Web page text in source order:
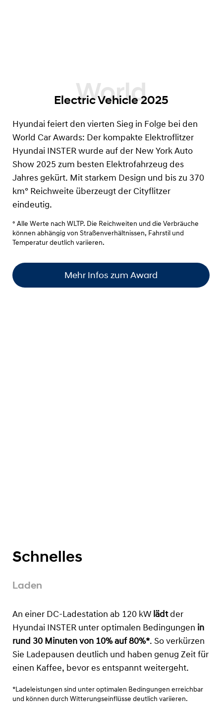
Electric Vehicle 2025
Hyundai feiert den vierten Sieg in Folge bei den
World Car Awards: Der kompakte Elektroflitzer
Hyundai INSTER wurde auf der New York Auto
Show 2025 zum besten Elektrofahrzeug des
Jahres gekürt. Mit starkem Design und bis zu 370
km° Reichweite überzeugt der Cityflitzer
eindeutig.
° Alle Werte nach WLTP. Die Reichweiten und die Verbräuche
können abhängig von Straßenverhältnissen, Fahrstil und
Temperatur deutlich variieren.
Mehr Infos zum Award
Schnelles
Laden
An einer DC-Ladestation ab 120 kW lädt der
Hyundai INSTER unter optimalen Bedingungen in
rund 30 Minuten von 10% auf 80%*. So verkürzen
Sie Ladepausen deutlich und haben genug Zeit für
einen Kaffee, bevor es entspannt weitergeht.
*Ladeleistungen sind unter optimalen Bedingungen erreichbar
und können durch Witterungseinflüsse deutlich variieren.